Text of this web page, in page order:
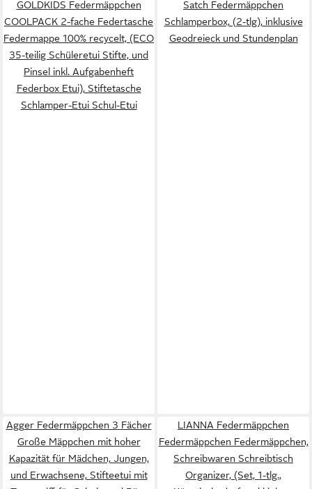
Schüler und Büro
GOLDKIDS Federmäppchen
COOLPACK 2-fache Federtasche
Federmappe 100% recycelt, (ECO
35-teilig Schüleretui Stifte, und
Pinsel inkl. Aufgabenheft
Federbox Etui), Stiftetasche
Schlamper-Etui Schul-Etui
Satch Federmäppchen
Schlamperbox, (2-tlg), inklusive
Geodreieck und Stundenplan
Agger Federmäppchen 3 Fächer
Große Mäppchen mit hoher
Kapazität für Mädchen, Jungen,
und Erwachsene, Stifteetui mit
LIANNA Federmäppchen
Federmäppchen Federmäppchen,
Schreibwaren Schreibtisch
Organizer, (Set, 1-tlg.,